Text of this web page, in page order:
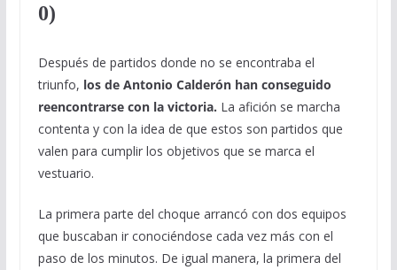
0)
Después de partidos donde no se encontraba el
triunfo, los de Antonio Calderón han conseguido
reencontrarse con la victoria. La afición se marcha
contenta y con la idea de que estos son partidos que
valen para cumplir los objetivos que se marca el
vestuario.
La primera parte del choque arrancó con dos equipos
que buscaban ir conociéndose cada vez más con el
paso de los minutos. De igual manera, la primera del